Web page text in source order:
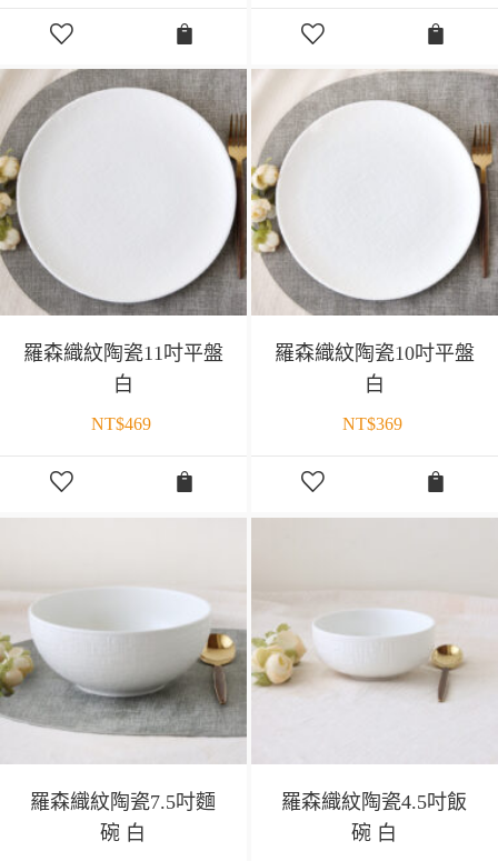
羅森織紋陶瓷11吋平盤
白
NT$469
羅森織紋陶瓷10吋平盤
白
NT$369
羅森織紋陶瓷7.5吋麵
碗 白
羅森織紋陶瓷4.5吋飯
碗 白